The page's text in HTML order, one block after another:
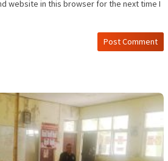
website in this browser for the next time I